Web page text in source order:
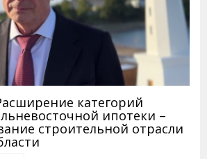
категорий
ипотеки –
строительной отрасли